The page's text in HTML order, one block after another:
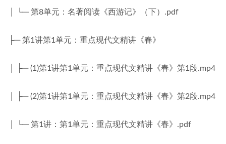
│ └─ 第8单元：名著阅读《西游记》（下）.pdf
├─ 第1讲第1单元：重点现代文精讲《春》
│ ├─ (1)第1讲第1单元：重点现代文精讲《春》第1段.mp4
│ ├─ (2)第1讲第1单元：重点现代文精讲《春》第2段.mp4
│ └─ 第1讲：第1单元：重点现代文精讲《春》.pdf